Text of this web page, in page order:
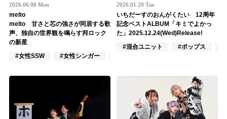
お問い合わせ
記事リクエスト
ログイン
muevoクラウドファンディング
2026.06.08 Mon
melto
melto 甘さと芯の強さが同居する歌
声、独自の世界観を鳴らす邦ロック
の新星
#女性SSW
#女性シンガー
2026.01.20 Tue
いちだーすのおんがくたい 12周年
記念ベストALBUM「キミでよかっ
た」2025.12.24(Wed)Release!
#混合ユニット
#ポップス